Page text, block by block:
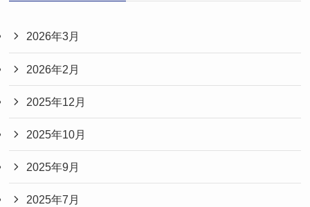
2026年3月
2026年2月
2025年12月
2025年10月
2025年9月
2025年7月